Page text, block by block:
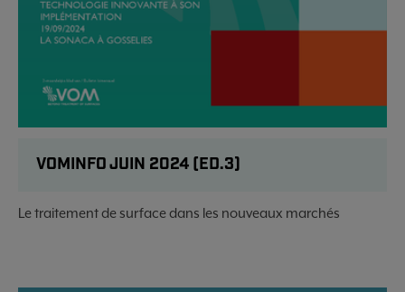
VOMINFO JUIN 2024 (ED.3)
Le traitement de surface dans les nouveaux marchés